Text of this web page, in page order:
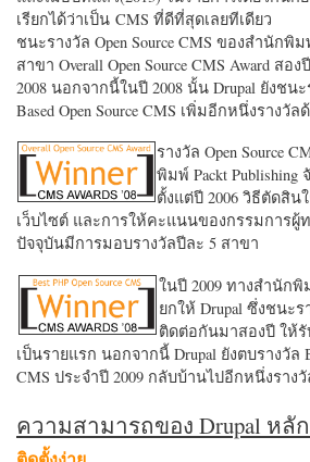
เรียกได้ว่าเป็น CMS ที่ดีที่สุดเลยทีเดียว
ชนะรางวัล Open Source CMS ของสำนักพิม
สาขา Overall Open Source CMS Award ส
2008 นอกจากนี้ในปี 2008 นั้น Drupal ยังชนะ
Based Open Source CMS เพิ่มอีกหนึ่งรางวัล
รางวัล Open Source
พิมพ์ Packt
ตั้งแต่ปี 2006 วิธีตัดสิ
เว็บไซต์ และการให้คะแนนของกรรมการ
ปัจจุบันมีการมอบรางวัลปีละ 5 สาขา
ในปี 2009 ทางสำนักพิ
ยกให้ Drupal ซึ่งชนะร
ติดต่อกันมาสองปี ให้รั
เป็นรายแรก นอกจากนี้ Drupal ยังตบรางวัล
CMS ประจำปี 2009 กลับบ้านไปอีกหนึ่งราง
ความสามารถของ Drupal หลั